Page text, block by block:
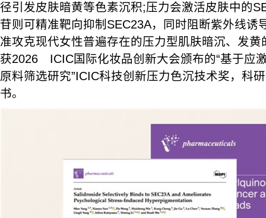
径引发皮肤暗黄等色素沉积;压力会激活皮肤中的
苷则可精准靶向抑制SEC23A，同时阻断紫外线诱
准攻克现代女性普遍存在的压力型肌肤暗沉、发
获2026 ICIC国际化妆品创新大会颁布的“基于应
原料筛选研究”ICIC科技创新压力色沉技术奖，科
书。